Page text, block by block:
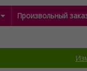
Произвольный